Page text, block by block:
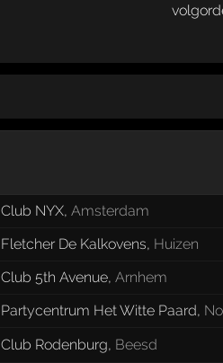
Club NYX, Amsterdam
Fletcher De Kalkovens, Huizen
Club 5th Avenue, Arnhem
Partycentrum Het Witte Paard,
Club Rodenburg, Beesd